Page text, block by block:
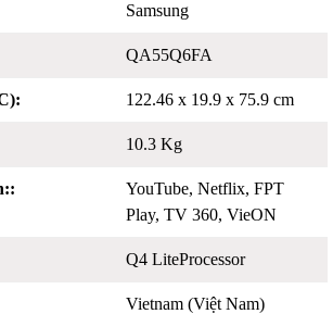
Samsung
QA55Q6FA
122.46 x 19.9 x 75.9 cm
10.3 Kg
YouTube, Netflix, FPT
Play, TV 360, VieON
Q4 LiteProcessor
Vietnam (Việt Nam)